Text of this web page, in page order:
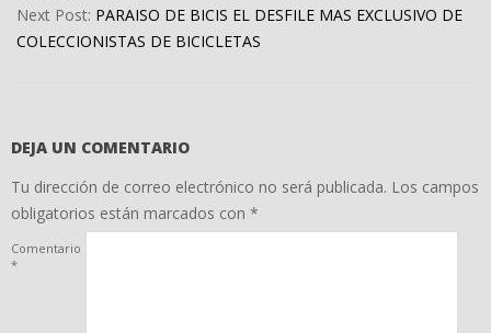
Next Post: PARAISO DE BICIS EL DESFILE MAS EXCLUSIVO DE
COLECCIONISTAS DE BICICLETAS
DEJA UN COMENTARIO
Tu dirección de correo electrónico no será publicada. Los campos
obligatorios están marcados con *
Comentario
*